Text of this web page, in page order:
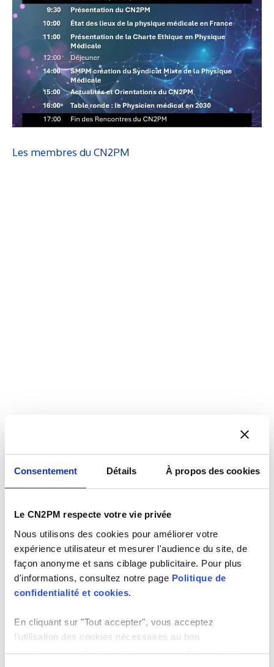
Consentement Détails À propos des cookies
Le CN2PM respecte votre vie privée
Nous utilisons des cookies pour améliorer votre
expérience utilisateur et mesurer l'audience du site, de
façon anonyme et sans ciblage publicitaire. Pour plus
d'informations, consultez notre page Politique de
confidentialité et cookies.
En cliquant sur "Tout accepter", vous acceptez
l’utilisation des cookies nécessaires au bon
fonctionnement du site, ainsi que les cookies statistiques
Les membres du CN2PM
Étiquettes
Rencontres CN2PM
Les Rencontres du CN2PM – 15 mars 2024
Rapport d’enquête d’établissement : états des
lieux des effectifs et des activités en physique
médicale
Laisser un commentaire